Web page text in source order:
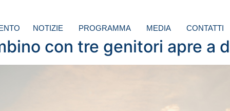
NOTIZIE PROGRAMMA MEDIA CONTATTI
con tre genitori apre a